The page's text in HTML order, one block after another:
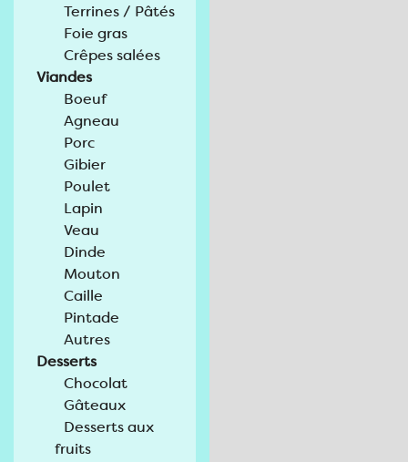
Terrines / Pâtés
Foie gras
Crêpes salées
Viandes
Boeuf
Agneau
Porc
Gibier
Poulet
Lapin
Veau
Dinde
Mouton
Caille
Pintade
Autres
Desserts
Chocolat
Gâteaux
Desserts aux
fruits